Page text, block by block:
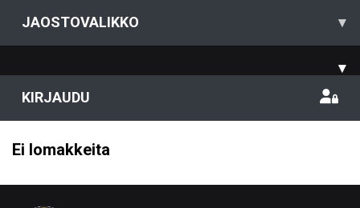
JAOSTOVALIKKO ▾
▾
KIRJAUDU
Ei lomakkeita